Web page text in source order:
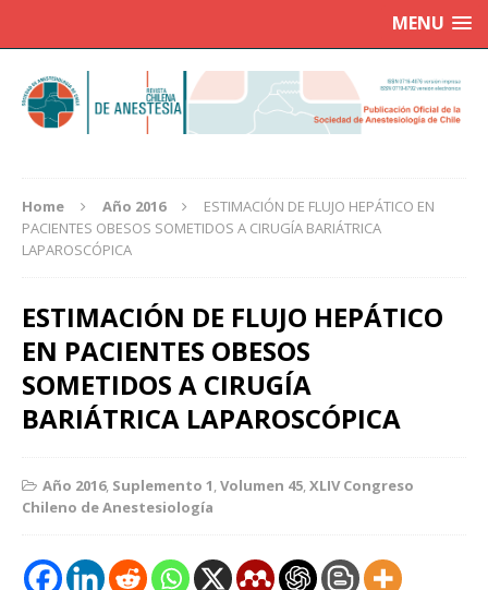
MENU
Home Año 2016
ESTIMACIÓN DE FLUJO HEPÁTICO EN
PACIENTES OBESOS SOMETIDOS A CIRUGÍA BARIÁTRICA
LAPAROSCÓPICA
ESTIMACIÓN DE FLUJO HEPÁTICO
EN PACIENTES OBESOS
SOMETIDOS A CIRUGÍA
BARIÁTRICA LAPAROSCÓPICA
Año 2016, Suplemento 1,Volumen 45,XLIV Congreso
Chileno de Anestesiología